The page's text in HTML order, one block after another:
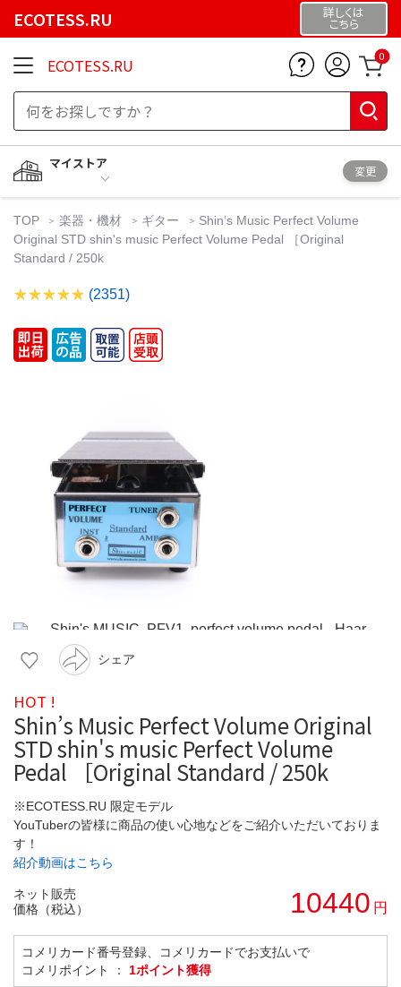
ECOTESS.RU 詳しくは
こちら
ECOTESS.RU 0
マイストア
変更
TOP 楽器・機材 ギター
Shin’s Music Perfect Volume
Original STD shin's music Perfect Volume Pedal ［Original
Standard / 250k
(2351)
シェア
HOT !
Shin’s Music Perfect Volume Original
STD shin's music Perfect Volume
Pedal ［Original Standard / 250k
※ECOTESS.RU 限定モデル
YouTuberの皆様に商品の使い心地などをご紹介いただいておりま
す！
紹介動画はこちら
ネット販売
価格（税込）
10440 円
コメリカード番号登録、コメリカードでお支払いで
コメリポイント ： 1ポイント獲得